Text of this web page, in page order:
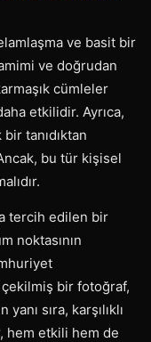
ve basit bir
ve doğrudan
cümleler
etkilidir. Ayrıca,
tanıdıktan
bu tür kişisel
tercih edilen bir
noktasının
bir fotoğraf,
sıra, karşılıklı
hem etkili hem de